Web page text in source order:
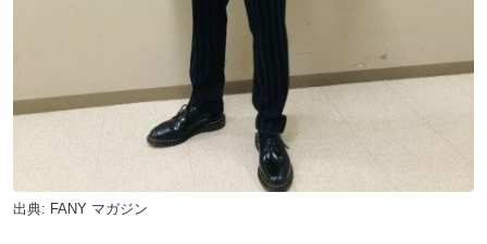
出典: FANY マガジン